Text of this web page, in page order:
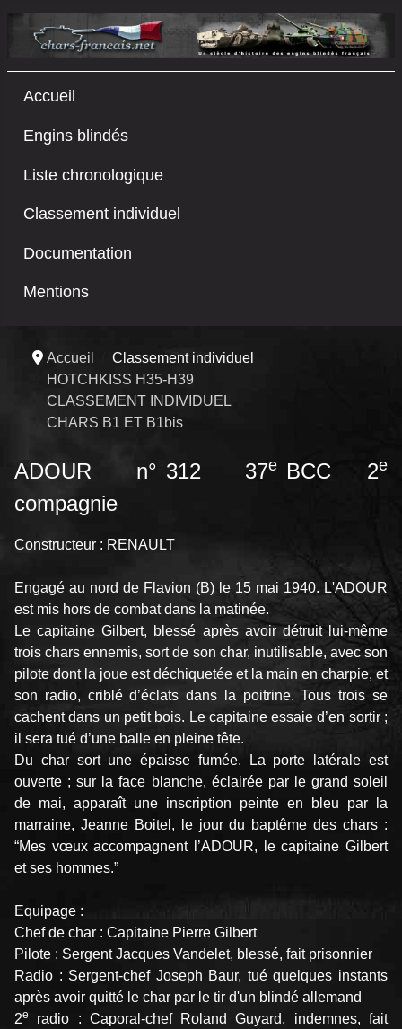
Accueil
Engins blindés
Liste chronologique
Classement individuel
Documentation
Mentions
Accueil
Classement individuel
HOTCHKISS H35-H39
CLASSEMENT INDIVIDUEL
CHARS B1 ET B1bis
ADOUR n° 312 37e BCC 2e
compagnie
Constructeur : RENAULT
Engagé au nord de Flavion (B) le 15 mai 1940. L'ADOUR
est mis hors de combat dans la matinée.
Le capitaine Gilbert, blessé après avoir détruit lui-même
trois chars ennemis, sort de son char, inutilisable, avec son
pilote dont la joue est déchiquetée et la main en charpie, et
son radio, criblé d’éclats dans la poitrine. Tous trois se
cachent dans un petit bois. Le capitaine essaie d’en sortir ;
il sera tué d’une balle en pleine tête.
Du char sort une épaisse fumée. La porte latérale est
ouverte ; sur la face blanche, éclairée par le grand soleil
de mai, apparaît une inscription peinte en bleu par la
marraine, Jeanne Boitel, le jour du baptême des chars :
“Mes vœux accompagnent l’ADOUR, le capitaine Gilbert
et ses hommes.”
Equipage :
Chef de char : Capitaine Pierre Gilbert
Pilote : Sergent Jacques Vandelet, blessé, fait prisonnier
Radio : Sergent-chef Joseph Baur, tué quelques instants
après avoir quitté le char par le tir d'un blindé allemand
2e
radio : Caporal-chef Roland Guyard, indemnes, fait